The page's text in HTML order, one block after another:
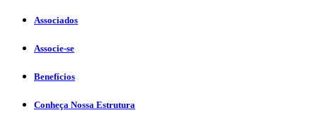
Associados
Associe-se
Benefícios
Conheça Nossa Estrutura